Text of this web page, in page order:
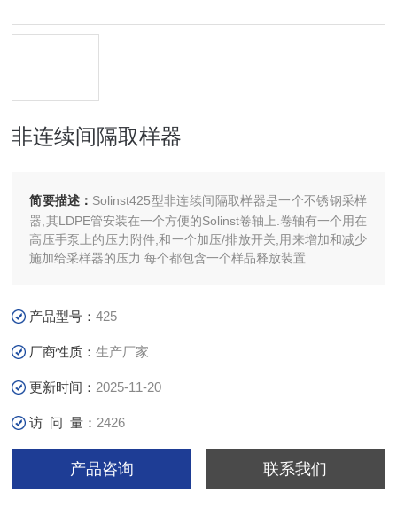
非连续间隔取样器
简要描述： Solinst425型非连续间隔取样器是一个不锈钢采样
器,其LDPE管安装在一个方便的Solinst卷轴上.卷轴有一个用在
高压手泵上的压力附件,和一个加压/排放开关,用来增加和减少
施加给采样器的压力.每个都包含一个样品释放装置.
产品型号：425
厂商性质：生产厂家
更新时间： 2025-11-20
访 问 量： 2426
产品咨询 联系我们